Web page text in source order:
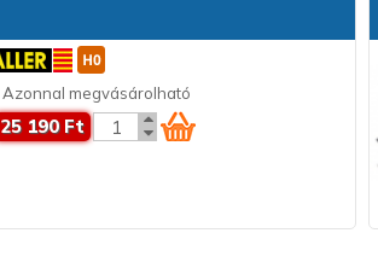
Azonnal megvásárolható
25 190 Ft